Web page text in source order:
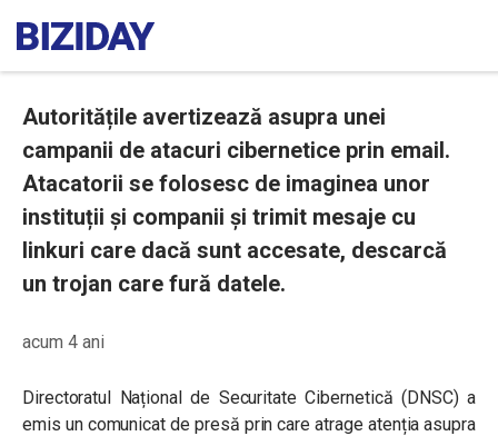
Autoritățile avertizează asupra unei
campanii de atacuri cibernetice prin email.
Atacatorii se folosesc de imaginea unor
instituții și companii și trimit mesaje cu
linkuri care dacă sunt accesate, descarcă
un trojan care fură datele.
acum 4 ani
Directoratul Național de Securitate Cibernetică (DNSC) a
emis un comunicat de presă prin care atrage atenția asupra